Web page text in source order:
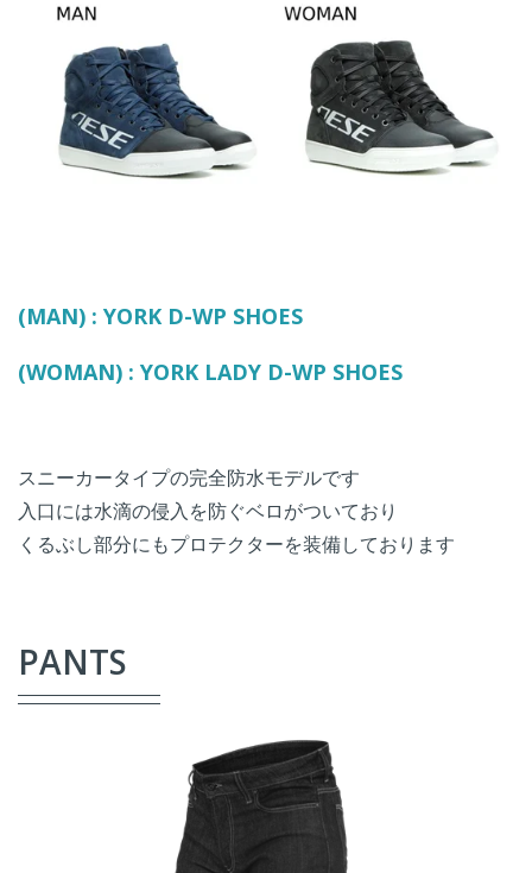
(MAN) : YORK D-WP SHOES
(WOMAN) : YORK LADY D-WP SHOES
スニーカータイプの完全防水モデルです
入口には水滴の侵入を防ぐベロがついており
くるぶし部分にもプロテクターを装備しております
PANTS